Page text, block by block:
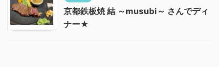
京都鉄板焼 結 ～musubi～ さんでディ
ナー★